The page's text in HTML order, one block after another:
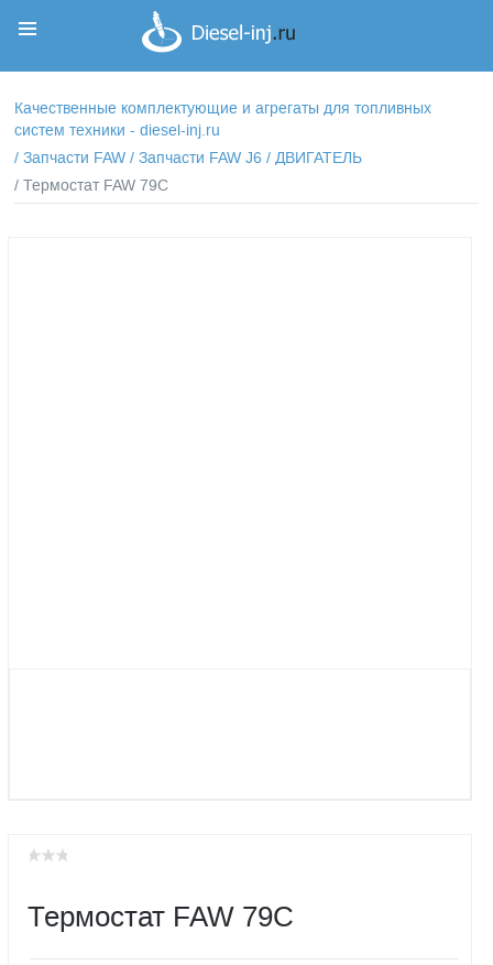
Качественные комплектующие и агрегаты для топливных
систем техники - diesel-inj.ru
/Запчасти FAW /Запчасти FAW J6 /ДВИГАТЕЛЬ
/ Термостат FAW 79C
Термостат FAW 79C